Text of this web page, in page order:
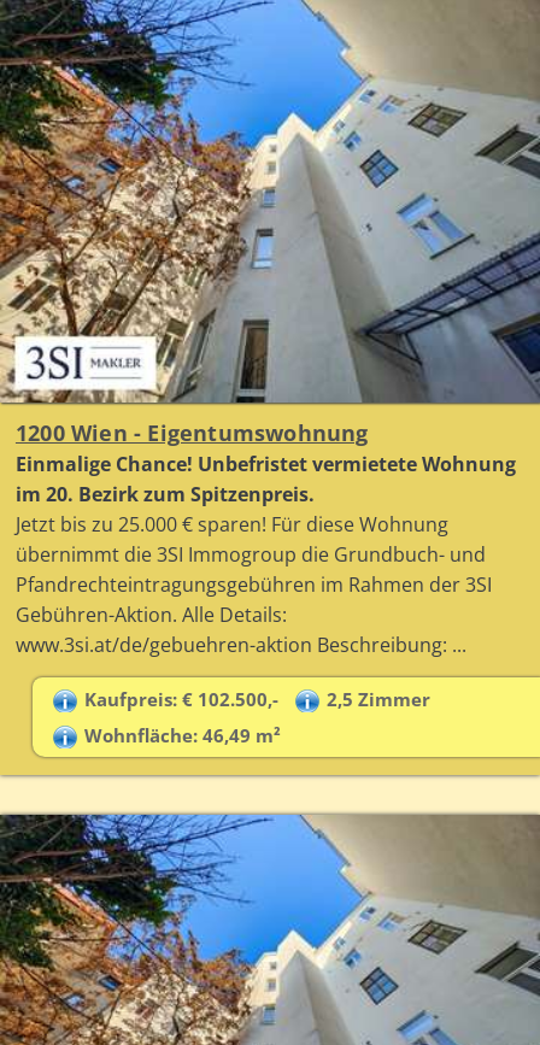
1200 Wien - Eigentumswohnung
Einmalige Chance! Unbefristet vermietete Wohnung
im 20. Bezirk zum Spitzenpreis.
Jetzt bis zu 25.000 € sparen! Für diese Wohnung
übernimmt die 3SI Immogroup die Grundbuch- und
Pfandrechteintragungsgebühren im Rahmen der 3SI
Gebühren-Aktion. Alle Details:
www.3si.at/de/gebuehren-aktion Beschreibung: ...
Kaufpreis: € 102.500,-
2,5 Zimmer
Wohnfläche: 46,49 m²